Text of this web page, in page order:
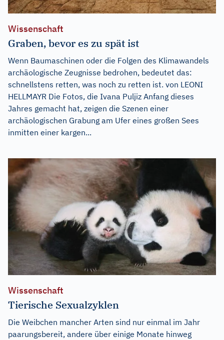
Wissenschaft
Graben, bevor es zu spät ist
Wenn Baumaschinen oder die Folgen des Klimawandels
archäologische Zeugnisse bedrohen, bedeutet das:
schnellstens retten, was noch zu retten ist. von LEONI
HELLMAYR Die Fotos, die Ivana Puljiz Anfang dieses
Jahres gemacht hat, zeigen die Szenen einer
archäologischen Grabung am Ufer eines großen Sees
inmitten einer kargen...
Wissenschaft
Tierische Sexualzyklen
Die Weibchen mancher Arten sind nur einmal im Jahr
paarungsbereit, andere über einige Monate hinweg